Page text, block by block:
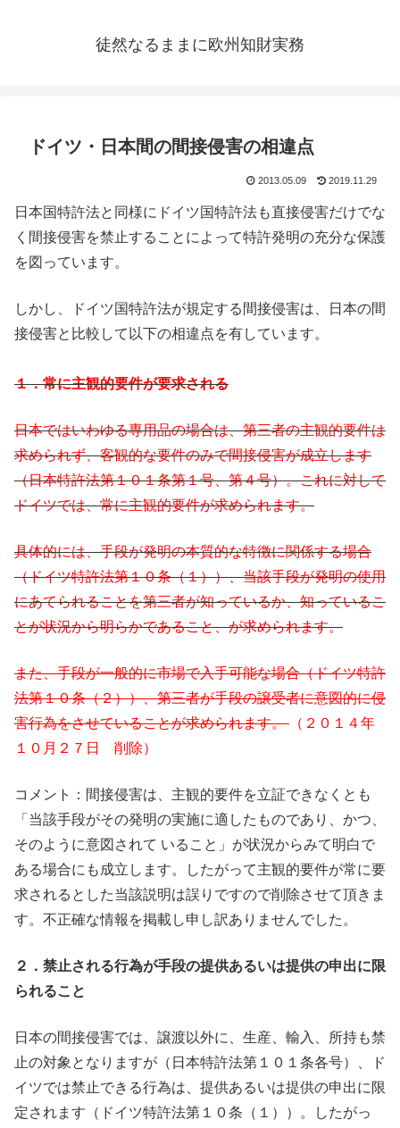
徒然なるままに欧州知財実務
ドイツ・日本間の間接侵害の相違点
2013.05.09 2019.11.29
日本国特許法と同様にドイツ国特許法も直接侵害だけでな
く間接侵害を禁止することによって特許発明の充分な保護
を図っています。
しかし、ドイツ国特許法が規定する間接侵害は、日本の間
接侵害と比較して以下の相違点を有しています。
１．常に主観的要件が要求される
日本ではいわゆる専用品の場合は、第三者の主観的要件は
求められず、客観的な要件のみで間接侵害が成立します
（日本特許法第１０１条第１号、第４号）。これに対して
ドイツでは、常に主観的要件が求められます。
具体的には、手段が発明の本質的な特徴に関係する場合
（ドイツ特許法第１０条（１））、当該手段が発明の使用
にあてられることを第三者が知っているか、知っているこ
とが状況から明らかであること、が求められます。
また、手段が一般的に市場で入手可能な場合（ドイツ特許
法第１０条（２））、第三者が手段の譲受者に意図的に侵
害行為をさせていることが求められます。 （２０１４年
１０月２７日 削除）
コメント：間接侵害は、主観的要件を立証できなくとも
「当該手段がその発明の実施に適したものであり、かつ、
そのように意図されて いること」が状況からみて明白で
ある場合にも成立します。したがって主観的要件が常に要
求されるとした当該説明は誤りですので削除させて頂きま
す。不正確な情報を掲載し申し訳ありませんでした。
２．禁止される行為が手段の提供あるいは提供の申出に限
られること
日本の間接侵害では、譲渡以外に、生産、輸入、所持も禁
止の対象となりますが（日本特許法第１０１条各号）、ド
イツでは禁止できる行為は、提供あるいは提供の申出に限
定されます（ドイツ特許法第１０条（１））。したがっ